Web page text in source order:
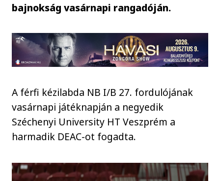
bajnokság vasárnapi rangadóján.
A férfi kézilabda NB I/B 27. fordulójának
vasárnapi játéknapján a negyedik
Széchenyi University HT Veszprém a
harmadik DEAC-ot fogadta.